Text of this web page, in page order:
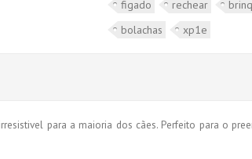
figado
rechear
bolachas
xp1e
para a maioria dos cães. Perfeito para o